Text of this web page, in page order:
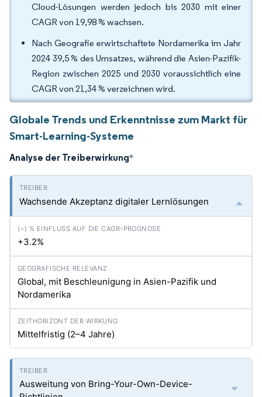
Cloud-Lösungen werden jedoch bis 2030 mit einer
CAGR von 19,98 % wachsen.
Nach Geografie erwirtschaftete Nordamerika im Jahr
2024 39,5 % des Umsatzes, während die Asien-Pazifik-
Region zwischen 2025 und 2030 voraussichtlich eine
CAGR von 21,34 % verzeichnen wird.
Globale Trends und Erkenntnisse zum Markt für
Smart-Learning-Systeme
Analyse der Treiberwirkung*
Wachsende Akzeptanz digitaler Lernlösungen
+3.2%
Global, mit Beschleunigung in Asien-Pazifik und
Nordamerika
Mittelfristig (2–4 Jahre)
Ausweitung von Bring-Your-Own-Device-